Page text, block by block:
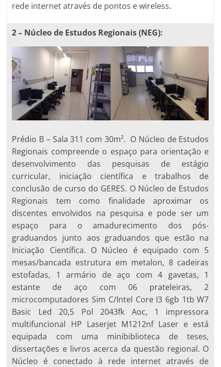
rede internet através de pontos e wireless.
2 – Núcleo de Estudos Regionais (NEG):
Prédio B – Sala 311 com 30m². O Núcleo de Estudos
Regionais compreende o espaço para orientação e
desenvolvimento das pesquisas de estágio
curricular, iniciação científica e trabalhos de
conclusão de curso do GERES. O Núcleo de Estudos
Regionais tem como finalidade aproximar os
discentes envolvidos na pesquisa e pode ser um
espaço para o amadurecimento dos pós-
graduandos junto aos graduandos que estão na
Iniciação Científica. O Núcleo é equipado com 5
mesas/bancada estrutura em metalon, 8 cadeiras
estofadas, 1 armário de aço com 4 gavetas, 1
estante de aço com 06 prateleiras, 2
microcomputadores Sim C/Intel Core I3 6gb 1tb W7
Basic Led 20,5 Pol 2043fk Aoc, 1 impressora
multifuncional HP Laserjet M1212nf Laser e está
equipada com uma minibiblioteca de teses,
dissertações e livros acerca da questão regional. O
Núcleo é conectado à rede internet através de